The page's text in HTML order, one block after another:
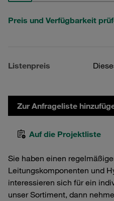
Preis und Verfügbarkeit
Listenpreis
Zur Anfrageliste
Auf die Projektliste
Sie haben einen
Leitungskomponenten und
interessieren sich für ein
unser Sortiment, dann